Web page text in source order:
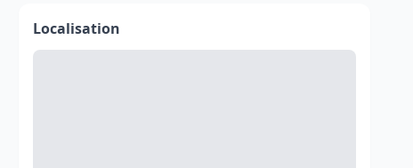
Localisation